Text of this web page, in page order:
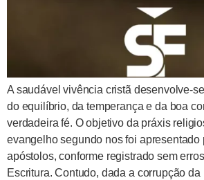
A saudável vivência cristã desenvolve-
do equilíbrio, da temperança e da boa
verdadeira fé. O objetivo da práxis
evangelho segundo nos foi apresentado
apóstolos, conforme registrado sem
Escritura. Contudo, dada a corrupção